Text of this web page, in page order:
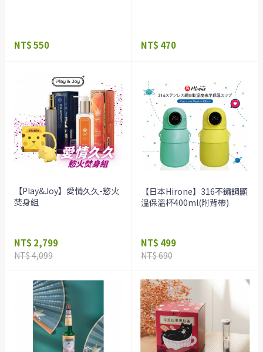
NT$ 550 NT$ 470
【Play&Joy】愛情久久-慾火
焚身組
NT$ 2,799
NT$ 4,099
【日本Hirone】316不鏽鋼顯
溫保溫杯400ml(附背帶)
NT$ 499
NT$ 690